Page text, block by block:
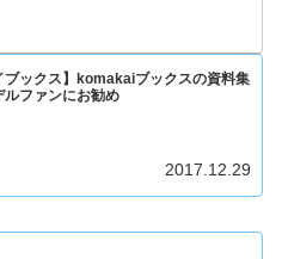
ブックス】komakaiブックスの資料集
ルファンにお勧め
2017.12.29